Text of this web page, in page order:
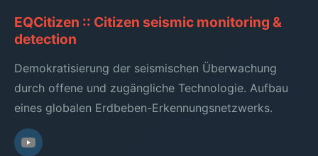
EQCitizen :: Citizen seismic monitoring &
detection
Demokratisierung der seismischen Überwachung
durch offene und zugängliche Technologie. Aufbau
eines globalen Erdbeben-Erkennungsnetzwerks.